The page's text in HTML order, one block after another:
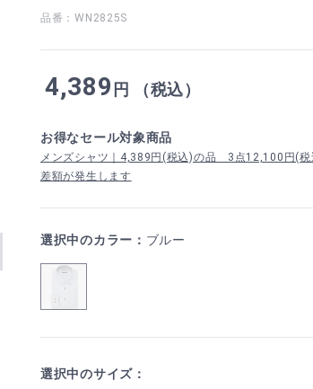
品番：WN2825S
4,389 円 （税込）
お得なセール対象商品
メンズシャツ｜4,389円(税込)の品 3点12,100円(税
差額が発生します
選択中のカラー： ブルー
選択中のサイズ：